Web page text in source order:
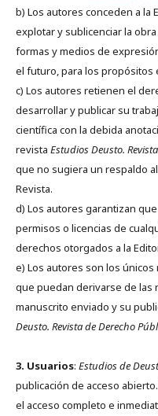
b) Los autores conceden a la
explotar y sublicenciar la
formas y medios de
el futuro, para los propósitos
c) Los autores retienen el
desarrollar y publicar su
científica con la debida
revista Estudios Deusto.
que no sugiera un respaldo
Revista.
d) Los autores garantizan
permisos o licencias de
derechos otorgados a la
e) Los autores son los
que puedan derivarse de las
manuscrito enviado y su
Deusto. Revista de Derecho
3. Usuarios: Estudios de
publicación de acceso
el acceso completo e